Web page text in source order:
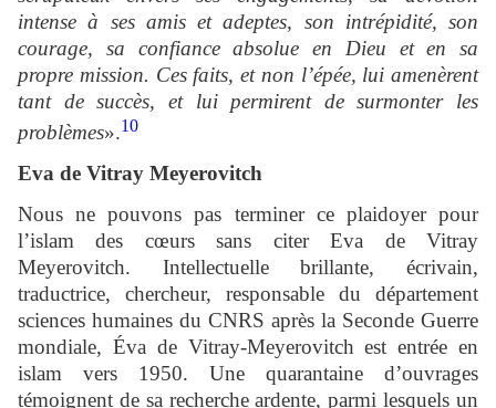
intense à ses amis et adeptes, son intrépidité, son
courage, sa confiance absolue en Dieu et en sa
propre mission. Ces faits, et non l’épée, lui amenèrent
tant de succès, et lui permirent de surmonter les
problèmes».10
Eva de Vitray Meyerovitch
Nous ne pouvons pas terminer ce plaidoyer pour
l’islam des cœurs sans citer Eva de Vitray
Meyerovitch. Intellectuelle brillante, écrivain,
traductrice, chercheur, responsable du département
sciences humaines du CNRS après la Seconde Guerre
mondiale, Éva de Vitray-Meyerovitch est entrée en
islam vers 1950. Une quarantaine d’ouvrages
témoignent de sa recherche ardente, parmi lesquels un